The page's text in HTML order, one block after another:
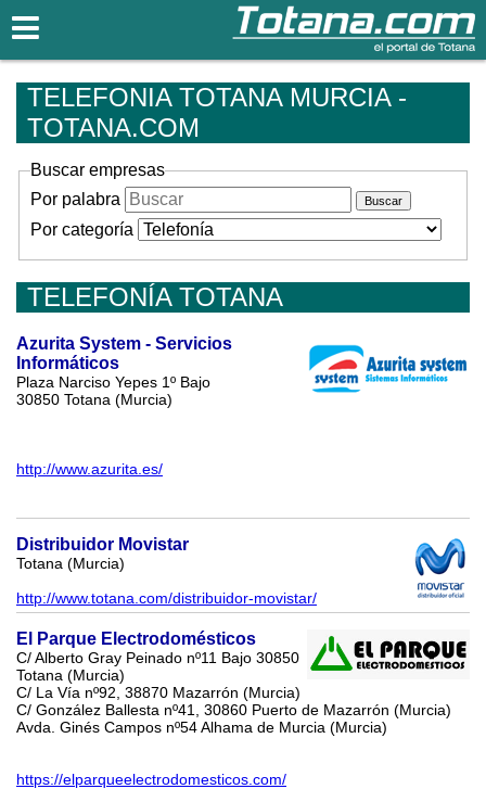
TELEFONIA TOTANA MURCIA -
TOTANA.COM
Buscar empresas
Por palabra
Por categoría
TELEFONÍA TOTANA
Azurita System - Servicios
Informáticos
Plaza Narciso Yepes 1º Bajo
30850 Totana (Murcia)
http://www.azurita.es/
Distribuidor Movistar
Totana (Murcia)
http://www.totana.com/distribuidor-movistar/
El Parque Electrodomésticos
C/ Alberto Gray Peinado nº11 Bajo 30850
Totana (Murcia)
C/ La Vía nº92, 38870 Mazarrón (Murcia)
C/ González Ballesta nº41, 30860 Puerto de Mazarrón (Murcia)
Avda. Ginés Campos nº54 Alhama de Murcia (Murcia)
https://elparqueelectrodomesticos.com/